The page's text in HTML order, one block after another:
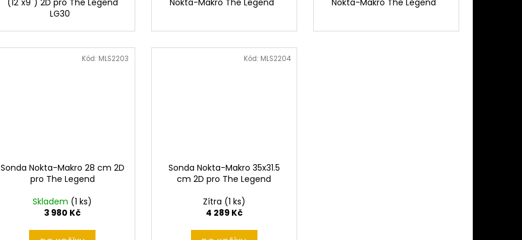
(12"x9") 2D pro The Legend
LG30
Nokta-Makro The Legend
Nokta-Makro The Legend
Sonda Nokta-Makro 28 cm 2D
pro The Legend
Skladem (1 ks)
3 980 Kč
Kód: MLS2203
Sonda Nokta-Makro 35x31.5
cm 2D pro The Legend
Zítra (1 ks)
4 289 Kč
Kód: MLS2204